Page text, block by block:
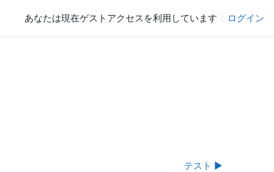
あなたは現在ゲストアクセスを利用しています ログイン
テスト ▶︎